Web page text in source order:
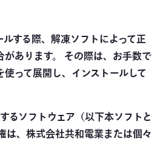
する際、解凍ソフトによって正
あります。 その際は、お手数で
って展開し、インストールして
るソフトウェア（以下本ソフトと
は、株式会社共和電業または個々